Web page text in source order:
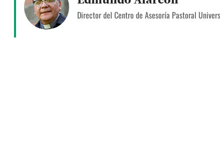
Director del Centro de Asesoría Pastoral